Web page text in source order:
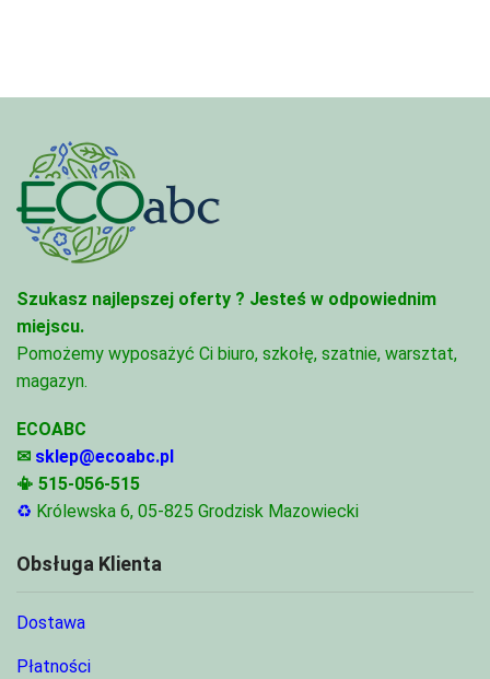
Szukasz najlepszej oferty ? Jesteś w odpowiednim
miejscu.
Pomożemy wyposażyć Ci biuro, szkołę, szatnie, warsztat,
magazyn.
ECOABC
✉ sklep@ecoabc.pl
📳 515-056-515
♻ Królewska 6, 05-825 Grodzisk Mazowiecki
Obsługa Klienta
Dostawa
Płatności